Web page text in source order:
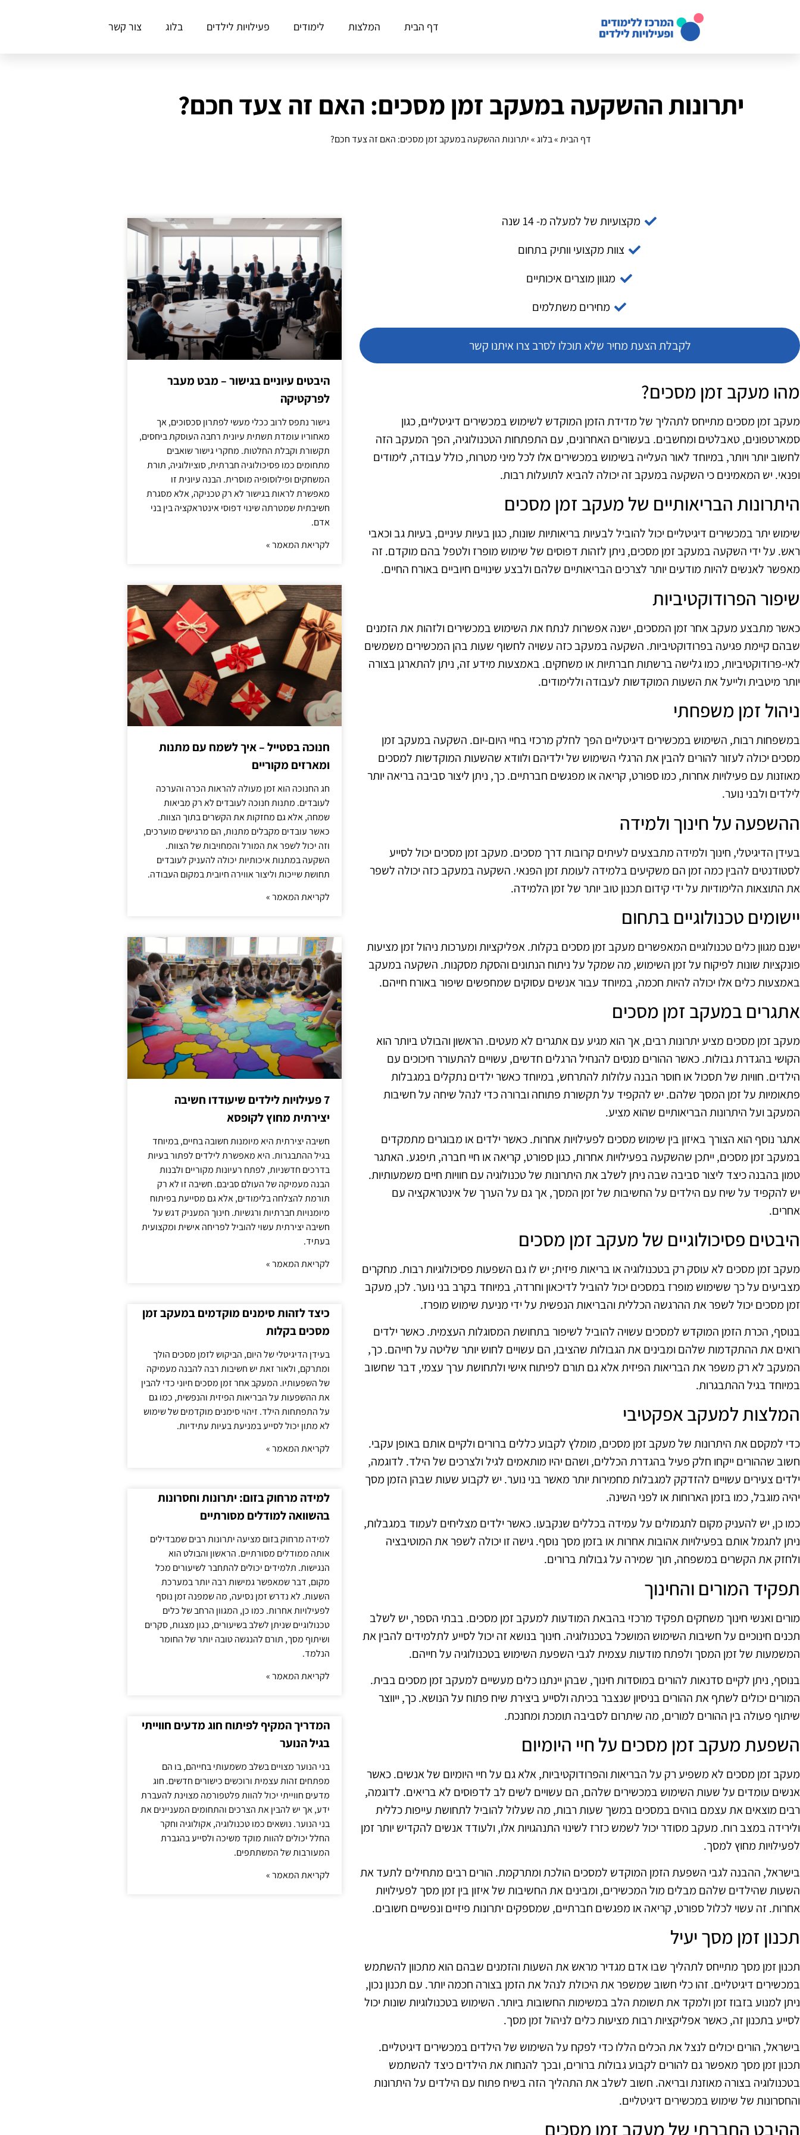
דף הבית המלצות לימודים פעילויות לילדים בלוג צור קשר
יתרונות ההשקעה במעקב זמן מסכים: האם זה צעד חכם?
דף הבית»בלוג»יתרונות ההשקעה במעקב זמן מסכים: האם זה צעד חכם?
מקצועיות של למעלה מ- 14 שנה
צוות מקצועי וותיק בתחום
מגוון מוצרים איכותיים
מחירים משתלמים
לקבלת הצעת מחיר שלא תוכלו לסרב צרו איתנו קשר
מהו מעקב זמן מסכים?
מעקב זמן מסכים מתייחס לתהליך של מדידת הזמן המוקדש לשימוש במכשירים דיגיטליים, כגון
סמארטפונים, טאבלטים ומחשבים. בעשורים האחרונים, עם התפתחות הטכנולוגיה, הפך המעקב הזה
לחשוב יותר ויותר, במיוחד לאור העלייה בשימוש במכשירים אלו לכל מיני מטרות, כולל עבודה, לימודים
ופנאי. יש המאמינים כי השקעה במעקב זה יכולה להביא לתועלות רבות.
היתרונות הבריאותיים של מעקב זמן מסכים
שימוש יתר במכשירים דיגיטליים יכול להוביל לבעיות בריאותיות שונות, כגון בעיות עיניים, בעיות גב וכאבי
ראש. על ידי השקעה במעקב זמן מסכים, ניתן לזהות דפוסים של שימוש מופרז ולטפל בהם מוקדם. זה
מאפשר לאנשים להיות מודעים יותר לצרכים הבריאותיים שלהם ולבצע שינויים חיוביים באורח החיים.
שיפור הפרודוקטיביות
כאשר מתבצע מעקב אחר זמן המסכים, ישנה אפשרות לנתח את השימוש במכשירים ולזהות את הזמנים
שבהם קיימת פגיעה בפרודוקטיביות. השקעה במעקב כזה עשויה לחשוף שעות בהן המכשירים משמשים
לאי-פרודוקטיביות, כמו גלישה ברשתות חברתיות או משחקים. באמצעות מידע זה, ניתן להתארגן בצורה
יותר מיטבית ולייעל את השעות המוקדשות לעבודה וללימודים.
ניהול זמן משפחתי
במשפחות רבות, השימוש במכשירים דיגיטליים הפך לחלק מרכזי בחיי היום-יום. השקעה במעקב זמן
מסכים יכולה לעזור להורים להבין את הרגלי השימוש של ילדיהם ולוודא שהשעות המוקדשות למסכים
מאוזנות עם פעילויות אחרות, כמו ספורט, קריאה או מפגשים חברתיים. כך, ניתן ליצור סביבה בריאה יותר
לילדים ולבני נוער.
ההשפעה על חינוך ולמידה
בעידן הדיגיטלי, חינוך ולמידה מתבצעים לעיתים קרובות דרך מסכים. מעקב זמן מסכים יכול לסייע
לסטודנטים להבין כמה זמן הם משקיעים בלמידה לעומת זמן הפנאי. השקעה במעקב כזה יכולה לשפר
את התוצאות הלימודיות על ידי קידום תכנון טוב יותר של זמן הלמידה.
יישומים טכנולוגיים בתחום
ישנם מגוון כלים טכנולוגיים המאפשרים מעקב זמן מסכים בקלות. אפליקציות ומערכות ניהול זמן מציעות
פונקציות שונות לפיקוח על זמן השימוש, מה שמקל על ניתוח הנתונים והסקת מסקנות. השקעה במעקב
באמצעות כלים אלו יכולה להיות חכמה, במיוחד עבור אנשים עסוקים שמחפשים שיפור באורח חייהם.
אתגרים במעקב זמן מסכים
מעקב זמן מסכים מציע יתרונות רבים, אך הוא מגיע עם אתגרים לא מעטים. הראשון והבולט ביותר הוא
הקושי בהגדרת גבולות. כאשר ההורים מנסים להנחיל הרגלים חדשים, עשויים להתעורר חיכוכים עם
הילדים. חוויות של תסכול או חוסר הבנה עלולות להתרחש, במיוחד כאשר ילדים נתקלים במגבלות
פתאומיות על זמן המסך שלהם. יש להקפיד על תקשורת פתוחה וברורה כדי לנהל שיחה על חשיבות
המעקב ועל היתרונות הבריאותיים שהוא מציע.
אתגר נוסף הוא הצורך באיזון בין שימוש מסכים לפעילויות אחרות. כאשר ילדים או מבוגרים מתמקדים
במעקב זמן מסכים, ייתכן שהשקעה בפעילויות אחרות, כגון ספורט, קריאה או חיי חברה, תיפגע. האתגר
טמון בהבנה כיצד ליצור סביבה שבה ניתן לשלב את היתרונות של טכנולוגיה עם חוויות חיים משמעותיות.
יש להקפיד על שיח עם הילדים על החשיבות של זמן המסך, אך גם על הערך של אינטראקציה עם
אחרים.
היבטים פסיכולוגיים של מעקב זמן מסכים
מעקב זמן מסכים לא עוסק רק בטכנולוגיה או בריאות פיזית; יש לו גם השפעות פסיכולוגיות רבות. מחקרים
מצביעים על כך ששימוש מופרז במסכים יכול להוביל לדיכאון וחרדה, במיוחד בקרב בני נוער. לכן, מעקב
זמן מסכים יכול לשפר את ההרגשה הכללית והבריאות הנפשית על ידי מניעת שימוש מופרז.
בנוסף, הכרת הזמן המוקדש למסכים עשויה להוביל לשיפור בתחושת המסוגלות העצמית. כאשר ילדים
רואים את ההתקדמות שלהם ומבינים את הגבולות שהציבו, הם עשויים לחוש יותר שליטה על חייהם. כך,
המעקב לא רק משפר את הבריאות הפיזית אלא גם תורם לפיתוח אישי ולתחושת ערך עצמי, דבר שחשוב
במיוחד בגיל ההתבגרות.
המלצות למעקב אפקטיבי
כדי למקסם את היתרונות של מעקב זמן מסכים, מומלץ לקבוע כללים ברורים ולקיים אותם באופן עקבי.
חשוב שההורים ייקחו חלק פעיל בהגדרת הכללים, ושהם יהיו מותאמים לגיל ולצרכים של הילד. לדוגמה,
ילדים צעירים עשויים להזדקק למגבלות מחמירות יותר מאשר בני נוער. יש לקבוע שעות שבהן הזמן מסך
יהיה מוגבל, כמו בזמן הארוחות או לפני השינה.
כמו כן, יש להעניק מקום לתגמולים על עמידה בכללים שנקבעו. כאשר ילדים מצליחים לעמוד במגבלות,
ניתן לתגמל אותם בפעילויות אהובות אחרות או בזמן מסך נוסף. גישה זו יכולה לשפר את המוטיבציה
ולחזק את הקשרים במשפחה, תוך שמירה על גבולות ברורים.
תפקיד המורים והחינוך
מורים ואנשי חינוך משחקים תפקיד מרכזי בהבאת המודעות למעקב זמן מסכים. בבתי הספר, יש לשלב
תכנים חינוכיים על חשיבות השימוש המושכל בטכנולוגיה. חינוך בנושא זה יכול לסייע לתלמידים להבין את
המשמעות של זמן המסך ולפתח מודעות עצמית לגבי השפעת השימוש בטכנולוגיה על חייהם.
בנוסף, ניתן לקיים סדנאות להורים במוסדות חינוך, שבהן יינתנו כלים מעשיים למעקב זמן מסכים בבית.
המורים יכולים לשתף את ההורים בניסיון שנצבר בכיתה ולסייע ביצירת שיח פתוח על הנושא. כך, ייווצר
שיתוף פעולה בין ההורים למורים, מה שיתרום לסביבה תומכת ומחנכת.
השפעת מעקב זמן מסכים על חיי היומיום
מעקב זמן מסכים לא משפיע רק על הבריאות והפרודוקטיביות, אלא גם על חיי היומיום של אנשים. כאשר
אנשים עומדים על שעות השימוש במכשירים שלהם, הם עשויים לשים לב לדפוסים לא בריאים. לדוגמה,
רבים מוצאים את עצמם בוהים במסכים במשך שעות רבות, מה שעלול להוביל לתחושת עייפות כללית
ולירידה במצב רוח. מעקב מסודר יכול לשמש כזרז לשינוי התנהגויות אלו, ולעודד אנשים להקדיש יותר זמן
לפעילויות מחוץ למסך.
בישראל, ההבנה לגבי השפעת הזמן המוקדש למסכים הולכת ומתרקמת. הורים רבים מתחילים לתעד את
השעות שהילדים שלהם מבלים מול המכשירים, ומבינים את החשיבות של איזון בין זמן מסך לפעילויות
אחרות. זה עשוי לכלול ספורט, קריאה או מפגשים חברתיים, שמספקים יתרונות פיזיים ונפשיים חשובים.
תכנון זמן מסך יעיל
תכנון זמן מסך מתייחס לתהליך שבו אדם מגדיר מראש את השעות והזמנים שבהם הוא מתכוון להשתמש
במכשירים דיגיטליים. זהו כלי חשוב שמשפר את היכולת לנהל את הזמן בצורה חכמה יותר. עם תכנון נכון,
ניתן למנוע בזבוז זמן ולמקד את תשומת הלב במשימות החשובות ביותר. השימוש בטכנולוגיות שונות יכול
לסייע בתכנון זה, כאשר אפליקציות רבות מציעות כלים לניהול זמן מסך.
בישראל, הורים יכולים לנצל את הכלים הללו כדי לפקח על השימוש של הילדים במכשירים דיגיטליים.
תכנון זמן מסך מאפשר גם להורים לקבוע גבולות ברורים, ובכך להנחות את הילדים כיצד להשתמש
בטכנולוגיה בצורה מאוזנת ובריאה. חשוב לשלב את התהליך הזה בשיח פתוח עם הילדים על היתרונות
והחסרונות של שימוש במכשירים דיגיטליים.
ההיבט החברתי של מעקב זמן מסכים
היבטים עיוניים בגישור – מבט מעבר
לפרקטיקה
גישור נתפס לרוב ככלי מעשי לפתרון סכסוכים, אך
מאחוריו עומדת תשתית עיונית רחבה העוסקת ביחסים,
תקשורת וקבלת החלטות. מחקרי גישור שואבים
מתחומים כמו פסיכולוגיה חברתית, סוציולוגיה, תורת
המשחקים ופילוסופיה מוסרית. הבנה עיונית זו
מאפשרת לראות בגישור לא רק טכניקה, אלא מסגרת
חשיבתית שמטרתה שינוי דפוסי אינטראקציה בין בני
אדם.
לקריאת המאמר »
חנוכה בסטייל – איך לשמח עם מתנות
ומארזים מקוריים
חג החנוכה הוא זמן מעולה להראות הכרה והערכה
לעובדים. מתנות חנוכה לעובדים לא רק מביאות
שמחה, אלא גם מחזקות את הקשרים בתוך הצוות.
כאשר עובדים מקבלים מתנות, הם מרגישים מוערכים,
וזה יכול לשפר את המורל והמחויבות של הצוות.
השקעה במתנות איכותיות יכולה להעניק לעובדים
תחושת שייכות וליצור אווירה חיובית במקום העבודה.
לקריאת המאמר »
7 פעילויות לילדים שיעודדו חשיבה
יצירתית מחוץ לקופסא
חשיבה יצירתית היא מיומנות חשובה בחיים, במיוחד
בגיל ההתבגרות. היא מאפשרת לילדים לפתור בעיות
בדרכים חדשניות, לפתח רעיונות מקוריים ולבנות
הבנה מעמיקה של העולם סביבם. חשיבה זו לא רק
תורמת להצלחה בלימודים, אלא גם מסייעת בפיתוח
מיומנויות חברתיות ורגשיות. חינוך המעניק דגש על
חשיבה יצירתית עשוי להוביל לפריחה אישית ומקצועית
בעתיד.
לקריאת המאמר »
כיצד לזהות סימנים מוקדמים במעקב זמן
מסכים בקלות
בעידן הדיגיטלי של היום, הביקוש לזמן מסכים הולך
ומתרקם, ולאור זאת יש חשיבות רבה להבנה מעמיקה
של השפעותיו. המעקב אחר זמן מסכים חיוני כדי להבין
את ההשפעות על הבריאות הפיזית והנפשית, כמו גם
על התפתחות הילד. זיהוי סימנים מוקדמים של שימוש
לא מתון יכול לסייע במניעת בעיות עתידיות.
לקריאת המאמר »
למידה מרחוק בזום: יתרונות וחסרונות
בהשוואה למודלים מסורתיים
למידה מרחוק בזום מציעה יתרונות רבים שמבדילים
אותה ממודלים מסורתיים. הראשון והבולט הוא
הנגישות. תלמידים יכולים להתחבר לשיעורים מכל
מקום, דבר שמאפשר גמישות רבה יותר במערכת
השעות. לא נדרש זמן נסיעה, מה שמפנה זמן נוסף
לפעילויות אחרות. כמו כן, המגוון הרחב של כלים
טכנולוגיים שניתן לשלב בשיעורים, כגון מצגות, סקרים
ושיתוף מסך, תורם להנגשה טובה יותר של החומר
הנלמד.
לקריאת המאמר »
המדריך המקיף לפיתוח חוג מדעים חווייתי
בגיל הנוער
בני הנוער מצויים בשלב משמעותי בחייהם, בו הם
מפתחים זהות עצמית ורוכשים כישורים חדשים. חוג
מדעים חווייתי יכול להוות פלטפורמה מצוינת להעברת
ידע, אך יש להבין את הצרכים והתחומים המעניינים את
בני הנוער. נושאים כמו טכנולוגיה, אקולוגיה וחקר
החלל יכולים להוות מוקד משיכה ולסייע בהגברת
המעורבות של המשתתפים.
לקריאת המאמר »